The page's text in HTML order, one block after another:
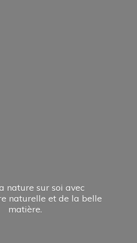
nature sur soi avec
naturelle et de la belle
matière.